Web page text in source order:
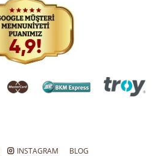
INSTAGRAM BLOG